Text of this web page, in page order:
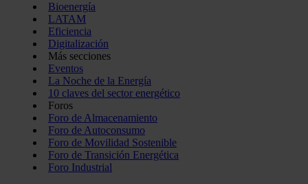
Bioenergía
LATAM
Eficiencia
Digitalización
Más secciones
Eventos
La Noche de la Energía
10 claves del sector energético
Foros
Foro de Almacenamiento
Foro de Autoconsumo
Foro de Movilidad Sostenible
Foro de Transición Energética
Foro Industrial